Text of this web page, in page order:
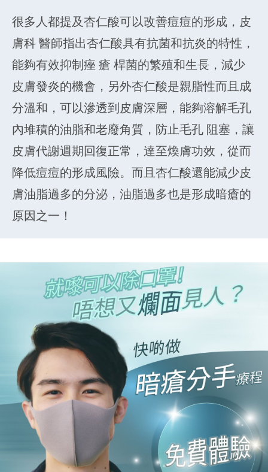
很多人都提及杏仁酸可以改善痘痘的形成，皮
膚科 醫師指出杏仁酸具有抗菌和抗炎的特性，
能夠有效抑制痤 瘡 桿菌的繁殖和生長，減少
皮膚發炎的機會，另外杏仁酸是親脂性而且成
分溫和，可以滲透到皮膚深層，能夠溶解毛孔
內堆積的油脂和老廢角質，防止毛孔 阻塞，讓
皮膚代謝週期回復正常，達至煥膚功效，從而
降低痘痘的形成風險。而且杏仁酸還能減少皮
膚油脂過多的分泌，油脂過多也是形成暗瘡的
原因之一！